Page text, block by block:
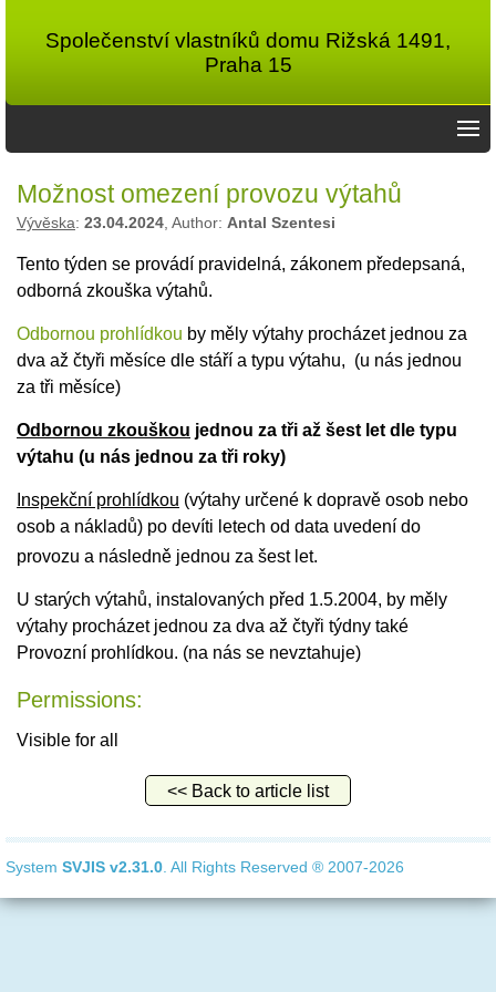
Společenství vlastníků domu Rižská 1491,
Praha 15
Možnost omezení provozu výtahů
Vývěska: 23.04.2024, Author: Antal Szentesi
Tento týden se provádí pravidelná, zákonem předepsaná,
odborná zkouška výtahů.
Odbornou prohlídkou by měly výtahy procházet jednou za
dva až čtyři měsíce dle stáří a typu výtahu, (u nás jednou
za tři měsíce)
Odbornou zkouškou jednou za tři až šest let dle typu
výtahu (u nás jednou za tři roky)
Inspekční prohlídkou (výtahy určené k dopravě osob nebo
osob a nákladů) po devíti letech od data uvedení do
provozu a následně jednou za šest let.
U starých výtahů, instalovaných před 1.5.2004, by měly
výtahy procházet jednou za dva až čtyři týdny také
Provozní prohlídkou. (na nás se nevztahuje)
Permissions:
Visible for all
<< Back to article list
System SVJIS v2.31.0. All Rights Reserved ® 2007-2026